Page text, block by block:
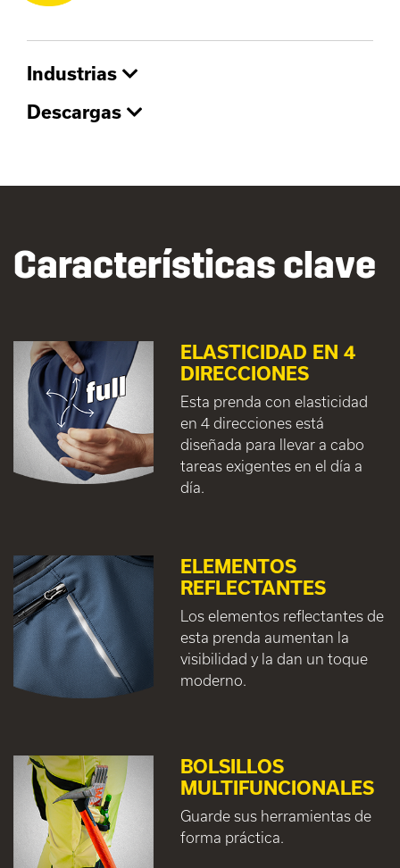
Industrias
Descargas
Características clave
ELASTICIDAD EN 4
DIRECCIONES
Esta prenda con elasticidad
en 4 direcciones está
diseñada para llevar a cabo
tareas exigentes en el día a
día.
ELEMENTOS
REFLECTANTES
Los elementos reflectantes de
esta prenda aumentan la
visibilidad y la dan un toque
moderno.
BOLSILLOS
MULTIFUNCIONALES
Guarde sus herramientas de
forma práctica.